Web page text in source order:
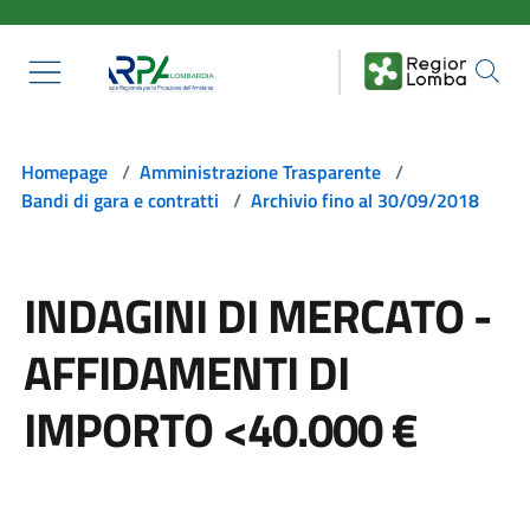
Homepage / Amministrazione Trasparente /
Bandi di gara e contratti / Archivio fino al 30/09/2018
INDAGINI DI MERCATO -
AFFIDAMENTI DI
IMPORTO <40.000 €